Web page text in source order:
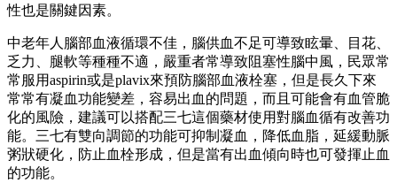
性也是關鍵因素。
中老年人腦部血液循環不佳，腦供血不足可導致眩暈、目花、
乏力、腿軟等種種不適，嚴重者常導致阻塞性腦中風，民眾常
常服用aspirin或是plavix來預防腦部血液栓塞，但是長久下來
常常有凝血功能變差，容易出血的問題，而且可能會有血管脆
化的風險，建議可以搭配三七這個藥材使用對腦血循有改善功
能。三七有雙向調節的功能可抑制凝血，降低血脂，延緩動脈
粥狀硬化，防止血栓形成，但是當有出血傾向時也可發揮止血
的功能。